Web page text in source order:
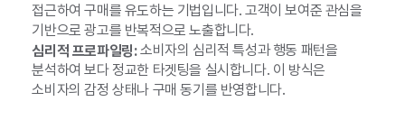
접근하여 구매를 유도하는 기법입니다. 고객이 보여준 관심을
기반으로 광고를 반복적으로 노출합니다.
심리적 프로파일링:소비자의 심리적 특성과 행동 패턴을
분석하여 보다 정교한 타겟팅을 실시합니다. 이 방식은
소비자의 감정 상태나 구매 동기를 반영합니다.